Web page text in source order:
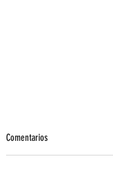
Comentarios